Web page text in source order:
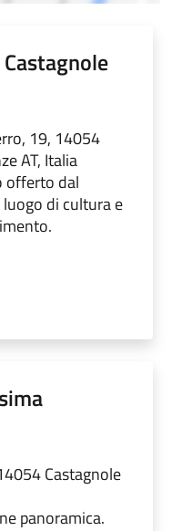
19, 14054
AT, Italia
offerto dal
di cultura e
Castagnole
panoramica.